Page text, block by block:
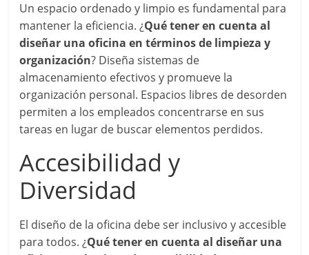
Un espacio ordenado y limpio es fundamental para
mantener la eficiencia. ¿Qué tener en cuenta al
diseñar una oficina en términos de limpieza y
organización? Diseña sistemas de
almacenamiento efectivos y promueve la
organización personal. Espacios libres de desorden
permiten a los empleados concentrarse en sus
tareas en lugar de buscar elementos perdidos.
Accesibilidad y
Diversidad
El diseño de la oficina debe ser inclusivo y accesible
para todos. ¿Qué tener en cuenta al diseñar una